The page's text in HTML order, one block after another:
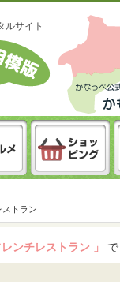
ルサイト
ストラン
ンチレストラン 」